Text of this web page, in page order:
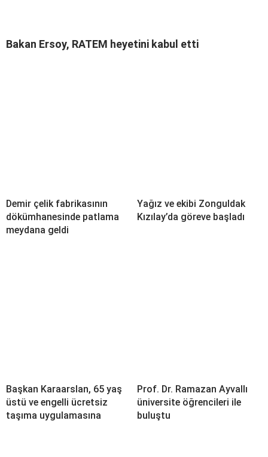
Bakan Ersoy, RATEM heyetini kabul etti
Demir çelik fabrikasının
dökümhanesinde patlama
meydana geldi
Yağız ve ekibi Zonguldak
Kızılay’da göreve başladı
Başkan Karaarslan, 65 yaş
üstü ve engelli ücretsiz
taşıma uygulamasına
Prof. Dr. Ramazan Ayvallı
üniversite öğrencileri ile
buluştu